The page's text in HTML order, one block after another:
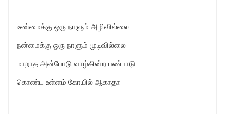
உண்மைக்கு ஒரு நாளும் அழிவில்லை
நன்மைக்கு ஒரு நாளும் முடிவில்லை
மாறாத அன்போடு வாழ்கின்ற பண்பாடு
கொண்ட உள்ளம் கோயில் ஆகாதா